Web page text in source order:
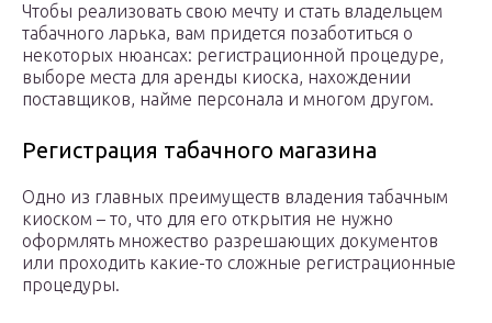
Чтобы реализовать свою мечту и стать владельцем
табачного ларька, вам придется позаботиться о
некоторых нюансах: регистрационной процедуре,
выборе места для аренды киоска, нахождении
поставщиков, найме персонала и многом другом.
Регистрация табачного магазина
Одно из главных преимуществ владения табачным
киоском – то, что для его открытия не нужно
оформлять множество разрешающих документов
или проходить какие-то сложные регистрационные
процедуры.